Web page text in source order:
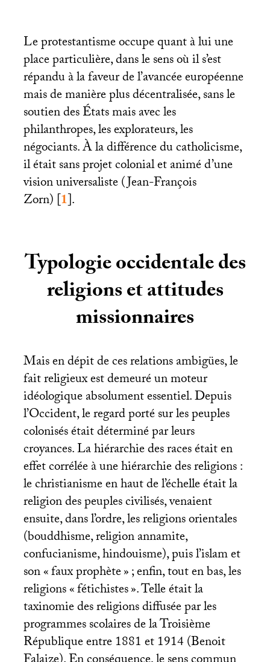
Le protestantisme occupe quant à lui une
place particulière, dans le sens où il s’est
répandu à la faveur de l’avancée européenne
mais de manière plus décentralisée, sans le
soutien des États mais avec les
philanthropes, les explorateurs, les
négociants. À la différence du catholicisme,
il était sans projet colonial et animé d’une
vision universaliste (Jean-François
Zorn)[1].
Typologie occidentale des
religions et attitudes
missionnaires
Mais en dépit de ces relations ambigües, le
fait religieux est demeuré un moteur
idéologique absolument essentiel. Depuis
l’Occident, le regard porté sur les peuples
colonisés était déterminé par leurs
croyances. La hiérarchie des races était en
effet corrélée à une hiérarchie des religions :
le christianisme en haut de l’échelle était la
religion des peuples civilisés, venaient
ensuite, dans l’ordre, les religions orientales
(bouddhisme, religion annamite,
confucianisme, hindouisme), puis l’islam et
son «faux prophète»; enfin, tout en bas, les
religions «fétichistes». Telle était la
taxinomie des religions diffusée par les
programmes scolaires de la Troisième
République entre 1881 et 1914 (Benoit